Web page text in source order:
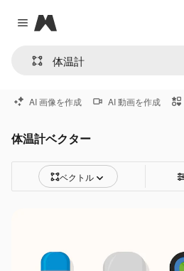
Close menu
Magnific
AI 画像を作成 AI 動画を作成
体温計ベクター
ベクトル